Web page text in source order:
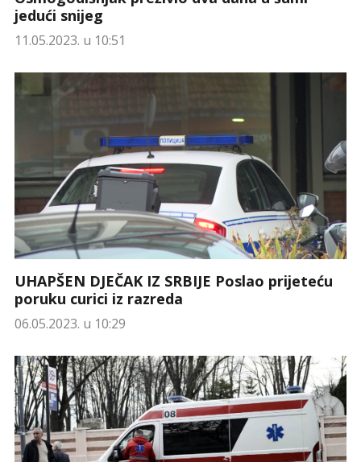
jedući snijeg
11.05.2023. u 10:51
UHAPŠEN DJEČAK IZ SRBIJE Poslao prijeteću
poruku curici iz razreda
06.05.2023. u 10:29